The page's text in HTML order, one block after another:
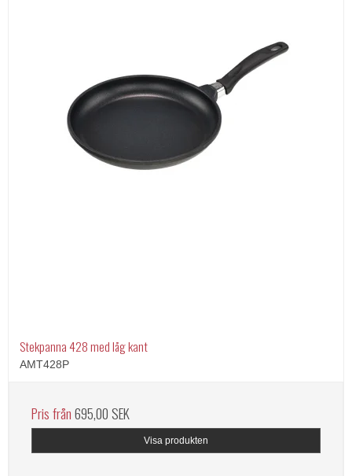
Stekpanna 428 med låg kant
AMT428P
Pris från695,00 SEK
Visa produkten